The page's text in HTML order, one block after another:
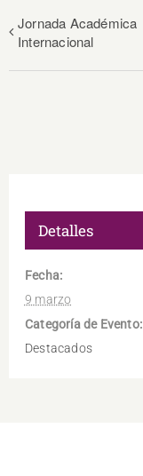
Jornada Académica
Internacional
Detalles
Fecha:
9 marzo
Categoría de Evento:
Destacados